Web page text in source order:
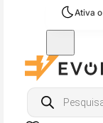
Ativa
Products
search